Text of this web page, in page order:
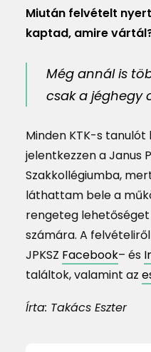
Miután felvételt
kaptad, amire
Még annál is
csak a jéghegy
Minden KTK-s
jelentkezzen a Janus
Szakkollégiumba,
láthattam bele a
rengeteg
számára. A
JPKSZ Facebook– és
találtok, valamint az
Írta: Takács Eszter